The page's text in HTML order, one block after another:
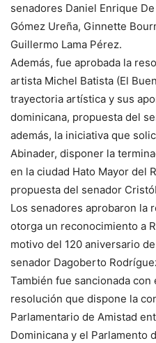
senadores Daniel Enrique
Gómez Ureña, Ginnette
Guillermo Lama Pérez.
Además, fue aprobada la
artista Michel Batista (El
trayectoria artística y sus
dominicana, propuesta del
además, la iniciativa que
Abinader, disponer la
en la ciudad Hato Mayor del
propuesta del senador
Los senadores aprobaron la
otorga un reconocimiento a
motivo del 120 aniversario
senador Dagoberto
También fue sancionada
resolución que dispone la
Parlamentario de Amistad
Dominicana y el Parlamento